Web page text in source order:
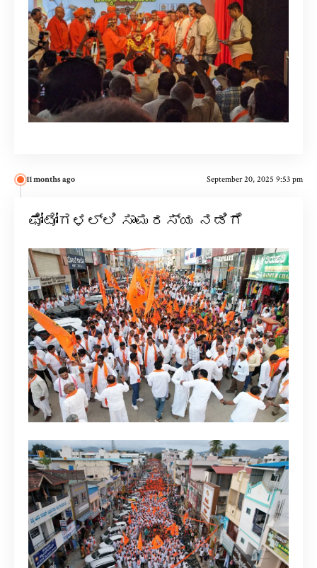
11 months ago September 20, 2025 9:53 pm
ಫೋಟೋಗಳಲ್ಲಿ ಸಾಮರಸ್ಯ ನಡಿಗೆ